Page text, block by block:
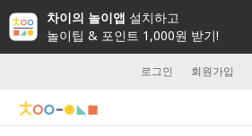
차이의 놀이앱 설치하고
놀이팁 & 포인트 1,000원 받기!
로그인 회원가입